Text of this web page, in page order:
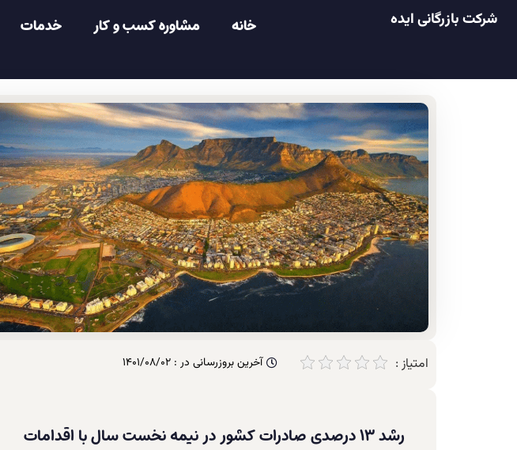
شرکت بازرگانی ایده خانه مشاوره کسب و کار خدمات
امتیاز : آخرین بروزرسانی در : 1401/08/02
رشد ۱۳ درصدی صادرات کشور در نیمه نخست سال با اقدامات